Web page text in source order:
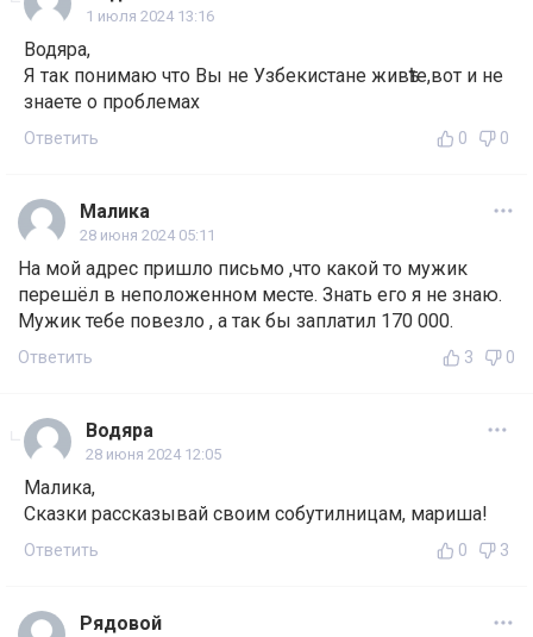
1 июля 2024 13:16
Водяра,
Я так понимаю что Вы не Узбекистане живѣте,вот и не
знаете о проблемах
Ответить 0 0
Малика
28 июня 2024 05:11
На мой адрес пришло письмо ,что какой то мужик
перешёл в неположенном месте. Знать его я не знаю.
Мужик тебе повезло , а так бы заплатил 170 000.
Ответить 3 0
Водяра
28 июня 2024 12:05
Малика,
Сказки рассказывай своим собутилницам, мариша!
Ответить 0 3
Рядовой